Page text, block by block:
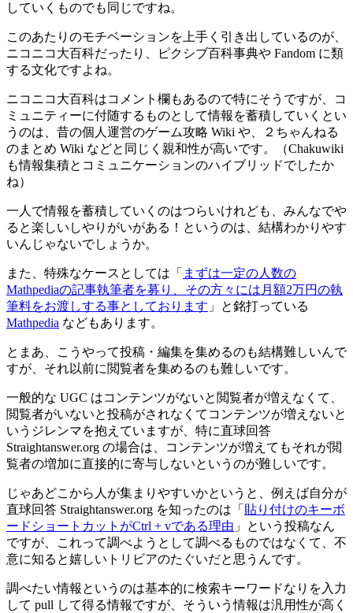
していくものでも同じですね。
このあたりのモチベーションを上手く引き出しているのが、
ニコニコ大百科だったり、ピクシブ百科事典や Fandom に類
する文化ですよね。
ニコニコ大百科はコメント欄もあるので特にそうですが、コ
ミュニティーに付随するものとして情報を蓄積していくとい
うのは、昔の個人運営のゲーム攻略 Wiki や、２ちゃんねる
のまとめ Wiki などと同じく親和性が高いです。（Chakuwiki
も情報集積とコミュニケーションのハイブリッドでしたか
ね）
一人で情報を蓄積していくのはつらいけれども、みんなでや
ると楽しいしやりがいがある！というのは、結構わかりやす
いんじゃないでしょうか。
また、特殊なケースとしては「 まずは一定の人数の
Mathpediaの記事執筆者を募り、その方々には月額2万円の執
筆料をお渡しする事としております 」と銘打っている
Mathpedia などもあります。
とまあ、こうやって投稿・編集を集めるのも結構難しいんで
すが、それ以前に閲覧者を集めるのも難しいです。
一般的な UGC はコンテンツがないと閲覧者が増えなくて、
閲覧者がいないと投稿がされなくてコンテンツが増えないと
いうジレンマを抱えていますが、特に直球回答
Straightanswer.org の場合は、コンテンツが増えてもそれが閲
覧者の増加に直接的に寄与しないというのが難しいです。
じゃあどこから人が集まりやすいかというと、例えば自分が
直球回答 Straightanswer.org を知ったのは「 貼り付けのキーボ
ードショートカットがCtrl + vである理由 」という投稿なん
ですが、これって調べようとして調べるものではなくて、不
意に知ると嬉しいトリビアのたぐいだと思うんです。
調べたい情報というのは基本的に検索キーワードなりを入力
して pull して得る情報ですが、そういう情報は汎用性が高く